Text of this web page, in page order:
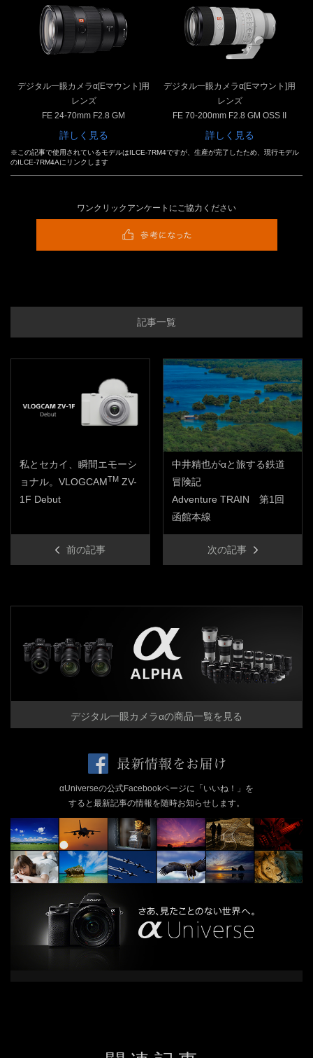
※この記事で使用されているモデルはILCE-7RM4ですが、生産が完了したため、現行モデル
のILCE-7RM4Aにリンクします
デジタル一眼カメラα[Eマウント]用
レンズ
FE 24-70mm F2.8 GM
詳しく見る
デジタル一眼カメラα[Eマウント]用
レンズ
FE 70-200mm F2.8 GM OSS II
詳しく見る
ワンクリックアンケートにご協力ください
記事一覧
私とセカイ、瞬間エモーシ
ョナル。VLOGCAMTM ZV-
1F Debut
前の記事
中井精也がαと旅する鉄道
冒険記
Adventure TRAIN 第1回
函館本線
次の記事
デジタル一眼カメラαの商品一覧を見る
αUniverseの公式Facebookページに「いいね！」を
すると最新記事の情報を随時お知らせします。